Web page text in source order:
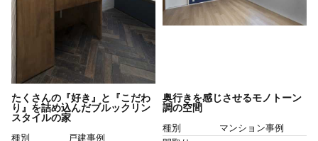
たくさんの『好き』と『こだわ
り』を詰め込んだブルックリン
スタイルの家
種別
戸建事例
奥行きを感じさせるモノトーン
調の空間
種別
マンション事例